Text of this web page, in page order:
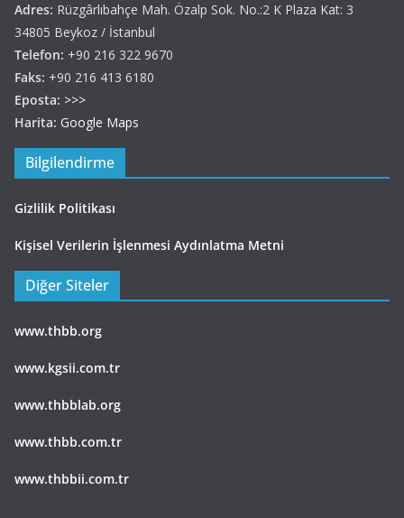
Adres: Rüzgârlıbahçe Mah. Özalp Sok. No.:2 K Plaza Kat: 3
34805 Beykoz / İstanbul
Telefon: +90 216 322 9670
Faks: +90 216 413 6180
Eposta: >>>
Harita: Google Maps
Bilgilendirme
Gizlilik Politikası
Kişisel Verilerin İşlenmesi Aydınlatma Metni
Diğer Siteler
www.thbb.org
www.kgsii.com.tr
www.thbblab.org
www.thbb.com.tr
www.thbbii.com.tr